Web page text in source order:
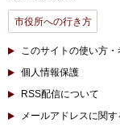
市役所への行き方
このサイトの使い方・
個人情報保護
RSS配信について
メールアドレスに関